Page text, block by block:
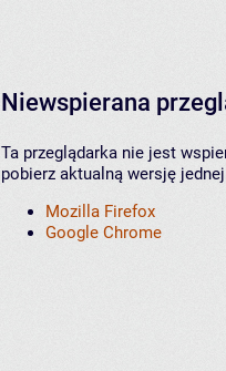
Niewspierana
Ta przeglądarka nie jest
pobierz aktualną wersję
Mozilla Firefox
Google Chrome